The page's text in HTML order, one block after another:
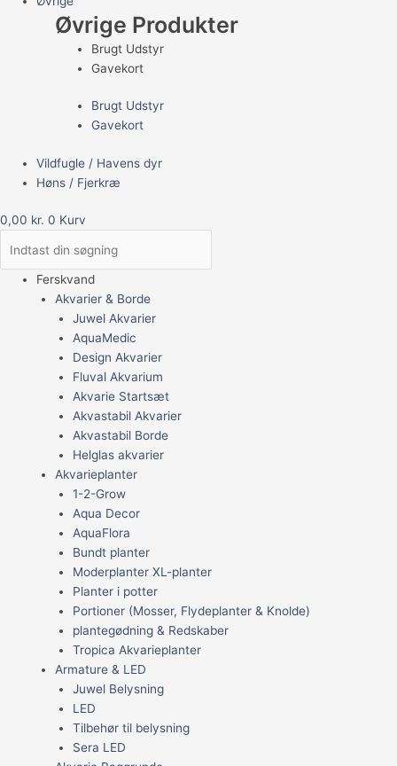
Øvrige Produkter
Brugt Udstyr
Gavekort
Brugt Udstyr
Gavekort
Vildfugle / Havens dyr
Høns / Fjerkræ
0,00 kr. 0 Kurv
Ferskvand
Akvarier & Borde
Juwel Akvarier
AquaMedic
Design Akvarier
Fluval Akvarium
Akvarie Startsæt
Akvastabil Akvarier
Akvastabil Borde
Helglas akvarier
Akvarieplanter
1-2-Grow
Aqua Decor
AquaFlora
Bundt planter
Moderplanter XL-planter
Planter i potter
Portioner (Mosser, Flydeplanter & Knolde)
plantegødning & Redskaber
Tropica Akvarieplanter
Armature & LED
Juwel Belysning
LED
Tilbehør til belysning
Sera LED